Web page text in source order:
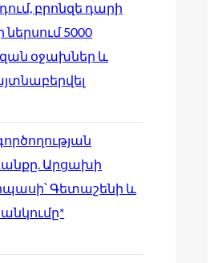
բրոնզե դարի
5000
օջախներ և
Արցախի
Գետաշենի և